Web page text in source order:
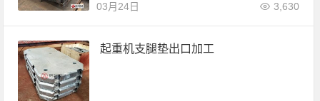
03月24日 3,630
起重机支腿垫出口加工